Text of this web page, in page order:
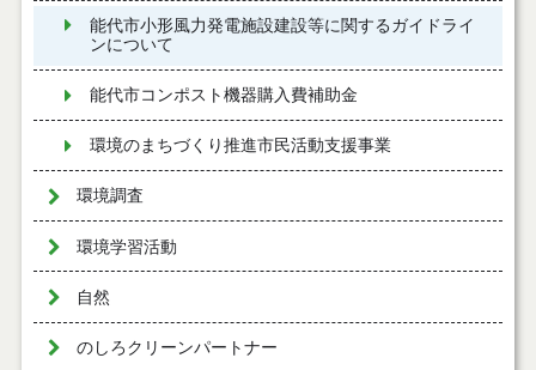
能代市小形風力発電施設建設等に関するガイドライ
ンについて
能代市コンポスト機器購入費補助金
環境のまちづくり推進市民活動支援事業
環境調査
環境学習活動
自然
のしろクリーンパートナー